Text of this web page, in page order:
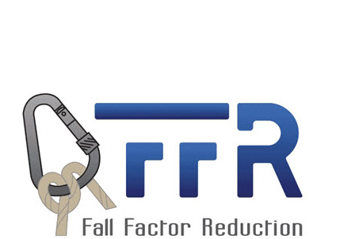
Histoire de l'association